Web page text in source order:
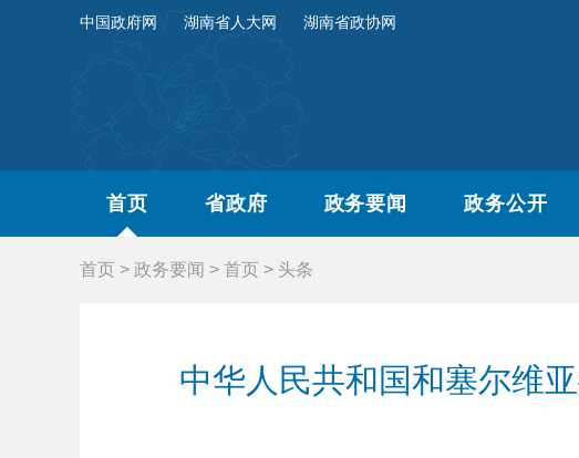
中国政府网 湖南省人大网 湖南省政协网
首页 省政府 政务要闻 政务公开
首页 > 政务要闻 > 首页 > 头条
中华人民共和国和塞尔维